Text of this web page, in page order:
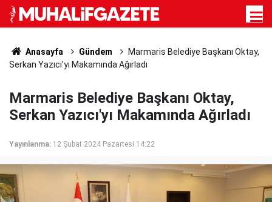
Anasayfa Gündem
Marmaris Belediye Başkanı Oktay,
Serkan Yazıcı'yı Makamında Ağırladı
Marmaris Belediye Başkanı Oktay,
Serkan Yazıcı'yı Makamında Ağırladı
Yayınlanma: 12 Şubat 2024 Pazartesi 14:22